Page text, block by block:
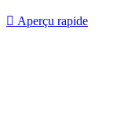
 Aperçu rapide